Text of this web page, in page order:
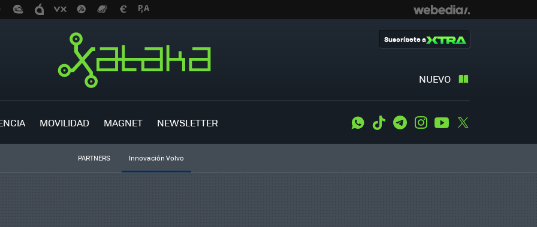
NUEVO
Suscríbete a
MOVILIDAD MAGNET NEWSLETTER WhatsApp
Tiktok TelegramInstagramYoutube
PARTNERS Innovación Volvo